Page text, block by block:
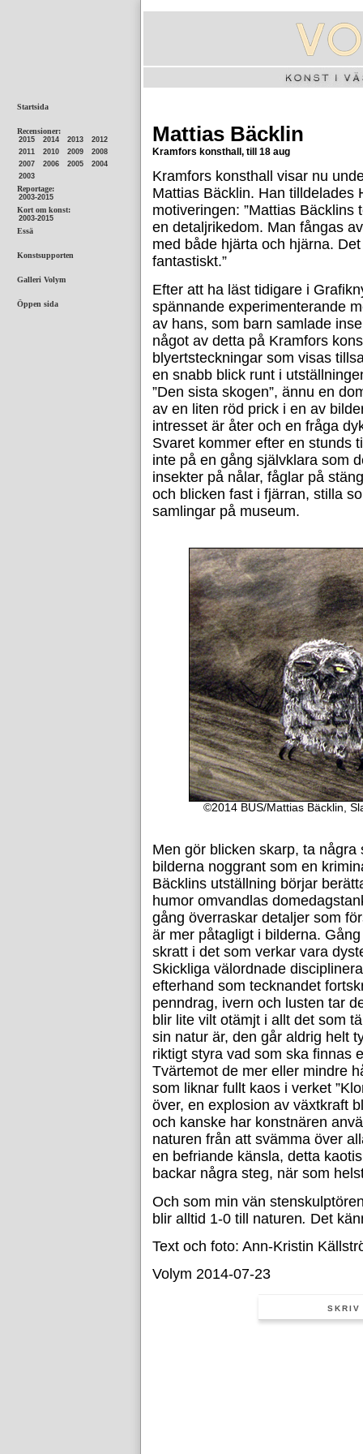
Mattias Bäcklin
Kramfors konsthall, till 18 aug
Kramfors konsthall visar nu
Mattias Bäcklin. Han tilldelades
motiveringen: ”Mattias
en detaljrikedom. Man fångas
med både hjärta och hjärna.
fantastiskt.”
Efter att ha läst tidigare i
spännande experimenterande
av hans, som barn samlade
något av detta på Kramfors
blyertsteckningar som visas
en snabb blick runt i
”Den sista skogen”, ännu en
av en liten röd prick i en av
intresset är åter och en fråga
Svaret kommer efter en stunds
inte på en gång självklara som
insekter på nålar, fåglar på
och blicken fast i fjärran, stilla
samlingar på museum.
©2014 BUS/Mattias Bäcklin,
Men gör blicken skarp, ta
bilderna noggrant som en
Bäcklins utställning börjar
humor omvandlas
gång överraskar detaljer som
är mer påtagligt i bilderna.
skratt i det som verkar vara
Skickliga välordnade
efterhand som tecknandet
penndrag, ivern och lusten tar
blir lite vilt otämjt i allt det som
sin natur är, den går aldrig helt
riktigt styra vad som ska finnas
Tvärtemot de mer eller mindre
som liknar fullt kaos i verket
över, en explosion av växtkraft
och kanske har konstnären
naturen från att svämma över
en befriande känsla, detta
backar några steg, när som
Och som min vän
blir alltid 1-0 till naturen. Det
Text och foto: Ann-Kristin
Volym 2014-07-23
SKRIV